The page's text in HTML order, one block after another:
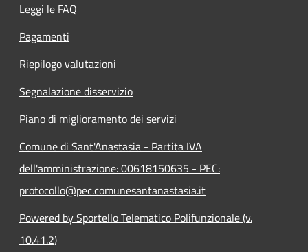
Leggi le FAQ
Pagamenti
Riepilogo valutazioni
Segnalazione disservizio
Piano di miglioramento dei servizi
Comune di Sant'Anastasia - Partita IVA
dell'amministrazione: 00618150635 - PEC:
protocollo@pec.comunesantanastasia.it
Powered by Sportello Telematico Polifunzionale (v.
10.41.2)